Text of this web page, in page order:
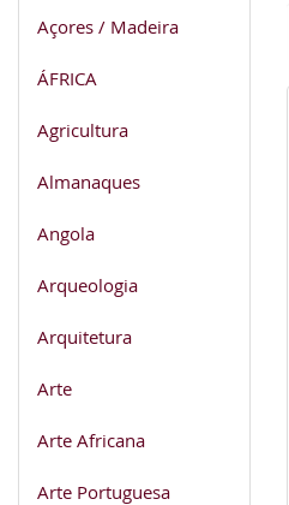
Açores / Madeira
ÁFRICA
Agricultura
Almanaques
Angola
Arqueologia
Arquitetura
Arte
Arte Africana
Arte Portuguesa